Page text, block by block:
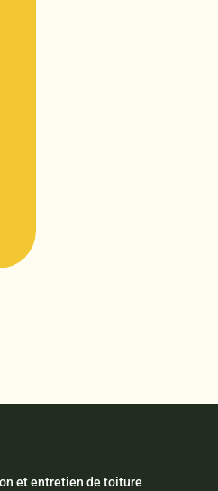
et entretien de toiture